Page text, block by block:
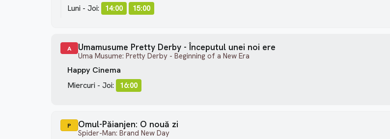
Luni - Joi: 14:00 15:00
A Umamusume Pretty Derby - Începutul unei noi ere
Uma Musume: Pretty Derby - Beginning of a New Era
Happy Cinema
Miercuri - Joi:
16:00
P Omul-Păianjen: O nouă zi
Spider-Man: Brand New Day